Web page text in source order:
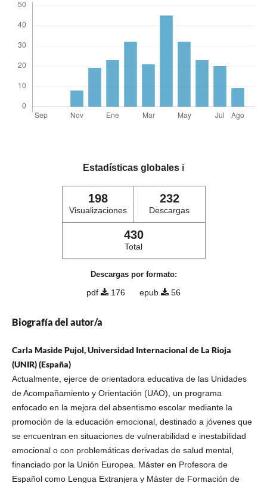
Estadísticas globales ℹ️
198
Visualizaciones
232
Descargas
430
Total
Descargas por formato:
pdf 176 epub 56
Biografía del autor/a
Carla Maside Pujol, Universidad Internacional de La Rioja
(UNIR) (España)
Actualmente, ejerce de orientadora educativa de las Unidades
de Acompañamiento y Orientación (UAO), un programa
enfocado en la mejora del absentismo escolar mediante la
promoción de la educación emocional, destinado a jóvenes que
se encuentran en situaciones de vulnerabilidad e inestabilidad
emocional o con problemáticas derivadas de salud mental,
financiado por la Unión Europea. Máster en Profesora de
Español como Lengua Extranjera y Máster de Formación de